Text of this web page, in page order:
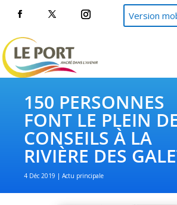
Version
150 PERSONNES
FONT LE PLEIN
CONSEILS À LA
RIVIÈRE DES
4 Déc 2019 Actu principale